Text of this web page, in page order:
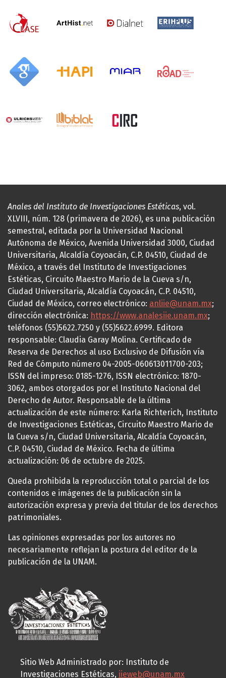
Anales del Instituto de Investigaciones Estéticas, vol.
XLVIII, núm. 128 (primavera de 2026), es una publicación
semestral, editada por la Universidad Nacional
Autónoma de México, Avenida Universidad 3000, Ciudad
Universitaria, Alcaldía Coyoacán, C.P. 04510, Ciudad de
México, a través del Instituto de Investigaciones
Estéticas, Circuito Maestro Mario de la Cueva s/n,
Ciudad Universitaria, Alcaldía Coyoacán, C.P. 04510,
Ciudad de México, correo electrónico: anliie@unam.mx;
dirección electrónica: https://www.analesiie.unam.mx;
teléfonos (55)5622.7250 y (55)5622.6999. Editora
responsable: Claudia Garay Molina. Certificado de
Reserva de Derechos al uso Exclusivo de Difusión vía
Red de Cómputo número 04-2005-060613011700-203;
ISSN del impreso: 0185-1276, ISSN electrónico: 1870-
3062, ambos otorgados por el Instituto Nacional del
Derecho de Autor. Responsable de la última
actualización de este número: Karla Richterich, Instituto
de Investigaciones Estéticas, Circuito Maestro Mario de
la Cueva s/n, Ciudad Universitaria, Alcaldía Coyoacán,
C.P. 04510, Ciudad de México. Fecha de última
actualización: 06 de octubre de 2025.
Queda prohibida la reproducción total o parcial de los
contenidos e imágenes de la publicación sin la
autorización expresa y previa del titular de los derechos
patrimoniales.
Las opiniones expresadas por los autores no
necesariamente reflejan la postura del editor de la
publicación de la UNAM.
Sitio Web Administrado por: Instituto de
Investigaciones Estéticas, iieweb@unam.mx